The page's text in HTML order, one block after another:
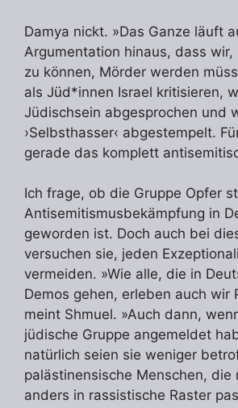
Damya nickt. »Das Ganze läuft
Argumentation hinaus, dass wir,
zu können, Mörder werden
als Jüd*innen Israel kritisieren,
Jüdischsein abgesprochen und
›Selbsthasser‹ abgestempelt.
gerade das komplett
Ich frage, ob die Gruppe Opfer
Antisemitismusbekämpfung in
geworden ist. Doch auch bei
versuchen sie, jeden
vermeiden. »Wie alle, die in
Demos gehen, erleben auch wir
meint Shmuel. »Auch dann,
jüdische Gruppe angemeldet
natürlich seien sie weniger
palästinensische Menschen, die
anders in rassistische Raster